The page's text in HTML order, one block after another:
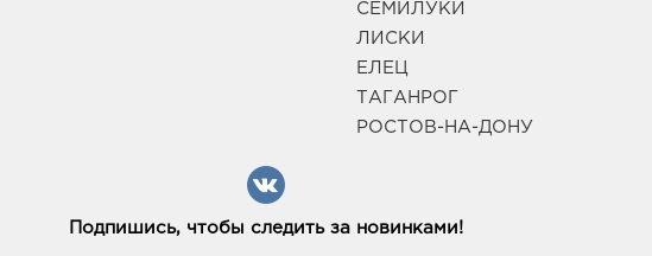
СЕМИЛУКИ
ЛИСКИ
ЕЛЕЦ
ТАГАНРОГ
РОСТОВ-НА-ДОНУ
Подпишись, чтобы следить за новинками!